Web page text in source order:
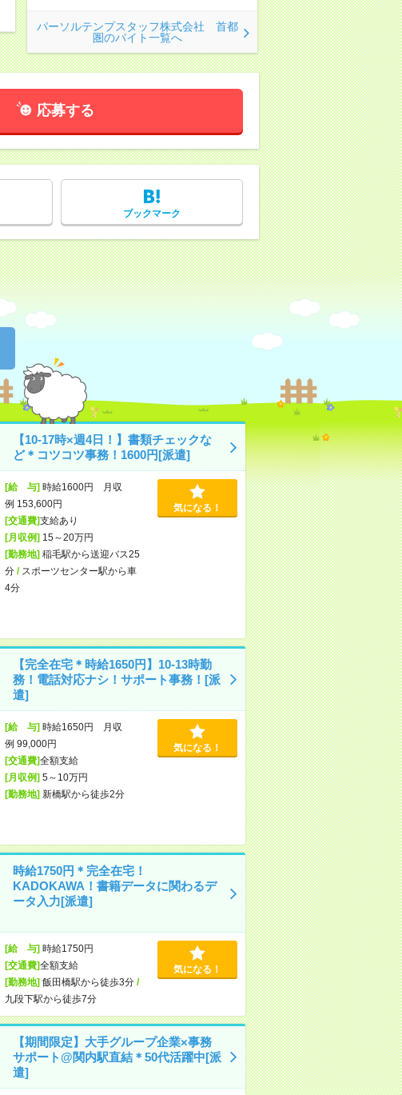
パーソルテンプスタッフ株式会社 首都
圏のバイト一覧へ
応募する
ブックマーク
【10-17時×週4日！】書類チェックな
ど＊コツコツ事務！1600円[派遣]
[給 与]時給1600円 月収
例 153,600円
[交通費]支給あり
[月収例]15～20万円
[勤務地]稲毛駅から送迎バス25
分/ スポーツセンター駅から車
4分
気になる！
【完全在宅＊時給1650円】10-13時勤
務！電話対応ナシ！サポート事務！[派
遣]
[給 与]時給1650円 月収
例 99,000円
[交通費]全額支給
[月収例]5～10万円
[勤務地]新橋駅から徒歩2分
気になる！
時給1750円＊完全在宅！
KADOKAWA！書籍データに関わるデ
ータ入力[派遣]
[給 与]時給1750円
[交通費]全額支給
[勤務地]飯田橋駅から徒歩3分/
九段下駅から徒歩7分
気になる！
【期間限定】大手グループ企業×事務
サポート@関内駅直結＊50代活躍中[派
遣]